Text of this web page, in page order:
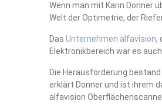
Wenn man mit Karin Donner
Welt der Optimetrie, der
Das Unternehmen alfavision,
Elektronikbereich war es
Die Herausforderung
erklärt Donner und ist ihrem
alfavision